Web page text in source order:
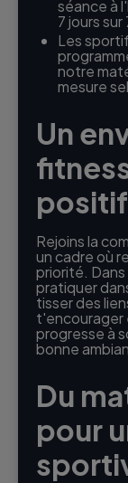
séance à
7 jours sur
Les
notre
mesure
Un
positif
Rejoins la
un cadre où
priorité.
pratiquer
tisser des
t'encourager
progresse à
bonne
Du
pour